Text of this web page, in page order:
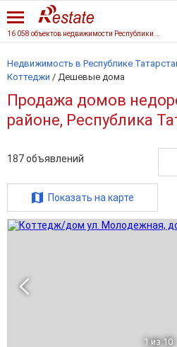
Недвижимость в Республике
Коттеджи / Дешевые дома
Продажа домов
районе, Республика
187объявлений
Показать на карте
1 из 10